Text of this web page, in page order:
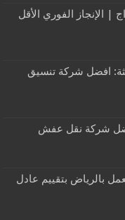
الإنجاز الفوري الأقل
افضل شركة تنسيق
شركة نقل عفش
بالرياض بتقييم عادل